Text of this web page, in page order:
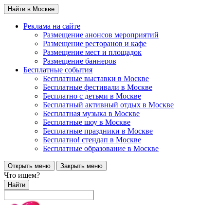
Найти в Москве
Реклама на сайте
Размещение анонсов мероприятий
Размещение ресторанов и кафе
Размещение мест и площадок
Размещение баннеров
Бесплатные события
Бесплатные выставки в Москве
Бесплатные фестивали в Москве
Бесплатно с детьми в Москве
Бесплатный активный отдых в Москве
Бесплатная музыка в Москве
Бесплатные шоу в Москве
Бесплатные праздники в Москве
Бесплатно! стендап в Москве
Бесплатные образование в Москве
Открыть меню Закрыть меню
Что ищем?
Найти